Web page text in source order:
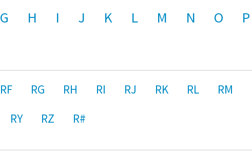
G H I J K L M N O P
RF RG RH RI RJ RK RL RM
RY RZ R#